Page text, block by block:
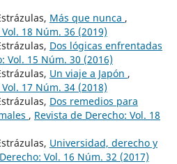
Más que nunca ,
18 Núm. 36 (2019)
Dos lógicas enfrentadas
Vol. 15 Núm. 30 (2016)
Un viaje a Japón ,
17 Núm. 34 (2018)
Dos remedios para
, Revista de Derecho: Vol. 18
Universidad, derecho y
Vol. 16 Núm. 32 (2017)